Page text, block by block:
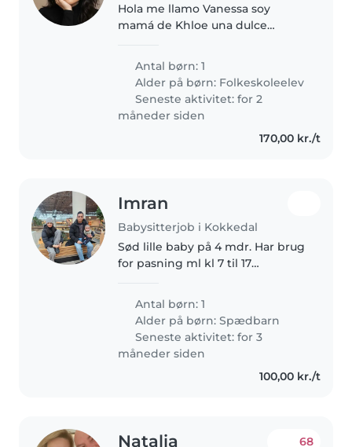
Hola me llamo Vanessa soy
mamá de Khloe una dulce
soltera y necesito algo de apoyo
durante el proceso de
adaptación actualmente..
Antal børn: 1
Alder på børn: Folkeskoleelev
Seneste aktivitet: for 2
måneder siden
170,00 kr./t
Imran
Babysitterjob i Kokkedal
Sød lille baby på 4 mdr. Har brug
for pasning ml kl 7 til 17
Samt lidt husholdningsopgaver,
evt madlavning. Du må gerne
have erfaring med små babier,
hvor..
Antal børn: 1
Alder på børn:Spædbarn
Seneste aktivitet: for 3
måneder siden
100,00 kr./t
Natalia 68